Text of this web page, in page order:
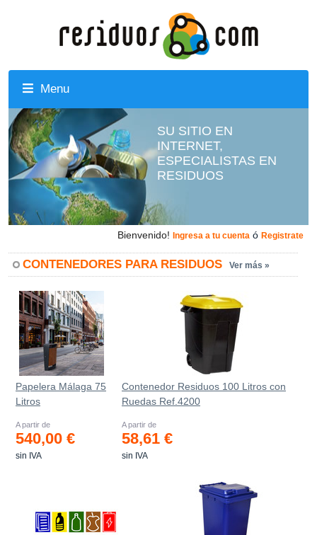
Menu
SU SITIO EN
INTERNET,
ESPECIALISTAS EN
RESIDUOS
Bienvenido! Ingresa a tu cuenta ó Registrate
CONTENEDORES PARA RESIDUOS Ver más »
Papelera Málaga 75
Litros
A partir de
540,00 €
sin IVA
Contenedor Residuos 100 Litros con
Ruedas Ref.4200
A partir de
58,61 €
sin IVA